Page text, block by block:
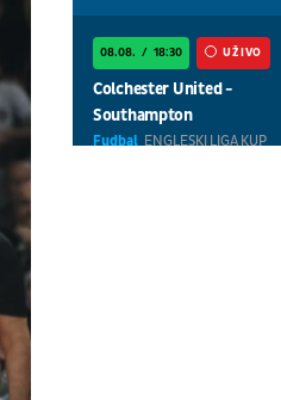
08.08. 18:30 UŽIVO
Colchester United -
Southampton
Fudbal ENGLESKI LIGA KUP